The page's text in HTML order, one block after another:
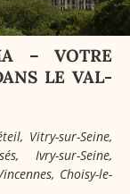
– VOTRE
LE VAL-
Vitry-sur-Seine,
Ivry-sur-Seine,
Choisy-le-